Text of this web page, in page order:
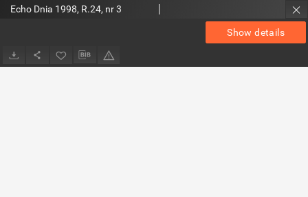
Show details
Echo Dnia 1998, R.24, nr 3